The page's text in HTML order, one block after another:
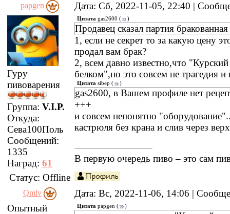
papgen Дата: Сб, 2022-11-05, 22:40 |
Гуру
пивоварения
Группа: V.I.P.
Откуда:
Сева100Поль
Сообщений:
1335
Наград: 61
Цитата gas2600 ( )
Продавец сказал партия
1, если не секрет то за какую цену
продал вам брак?
2, всем давно известно,что "Курский
белком",но это совсем не трагедия
Цитата sibep ( )
gas2600, в Вашем профиле нет
+++
и совсем непонятно
кастрюля без крана и слив через
В первую очередь пиво – это сам
Статус: Offline
Qmlv
Дата: Вс, 2022-11-06, 14:06 |
Опытный
Цитата papgen ( )